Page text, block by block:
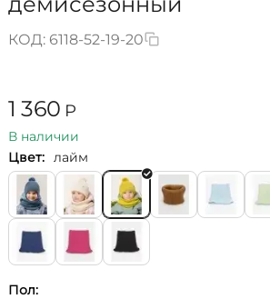
КОД: 6118-52-19-20
1 360 Р
В наличии
Цвет: лайм
Пол: